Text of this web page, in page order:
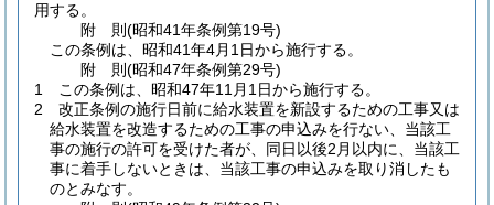
用する。
附 則(昭和41年条例第19号)
この条例は、昭和41年4月1日から施行する。
附 則(昭和47年条例第29号)
1
この条例は、昭和47年11月1日から施行する。
2
改正条例の施行日前に給水装置を新設するための工事又は
給水装置を改造するための工事の申込みを行ない、当該工
事の施行の許可を受けた者が、同日以後2月以内に、当該工
事に着手しないときは、当該工事の申込みを取り消したも
のとみなす。